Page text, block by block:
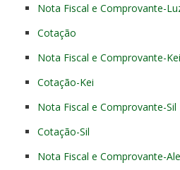
Nota Fiscal e Comprovante-
Cotação
Nota Fiscal e Comprovante-Kei
Cotação-Kei
Nota Fiscal e Comprovante-Sil
Cotação-Sil
Nota Fiscal e Comprovante-Ale